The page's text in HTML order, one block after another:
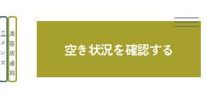
メ
ン
ズ
美
容
皮
膚
科
空き状況を確認する
二の腕の脂肪吸引